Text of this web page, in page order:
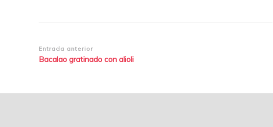
Navegación
de
Entrada anterior
Bacalao gratinado con alioli